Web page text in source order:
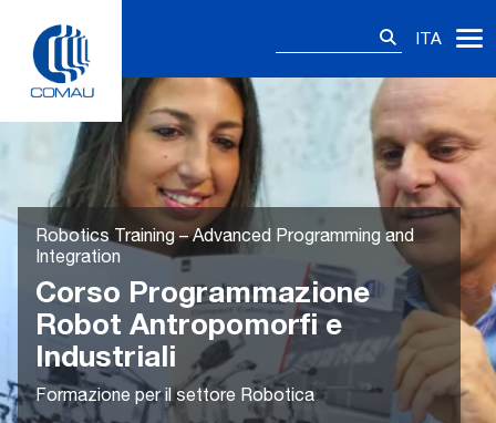
content
ITA
Robotics Training – Advanced Programming and
Integration
Corso Programmazione
Robot Antropomorfi e
Industriali
Formazione per il settore Robotica